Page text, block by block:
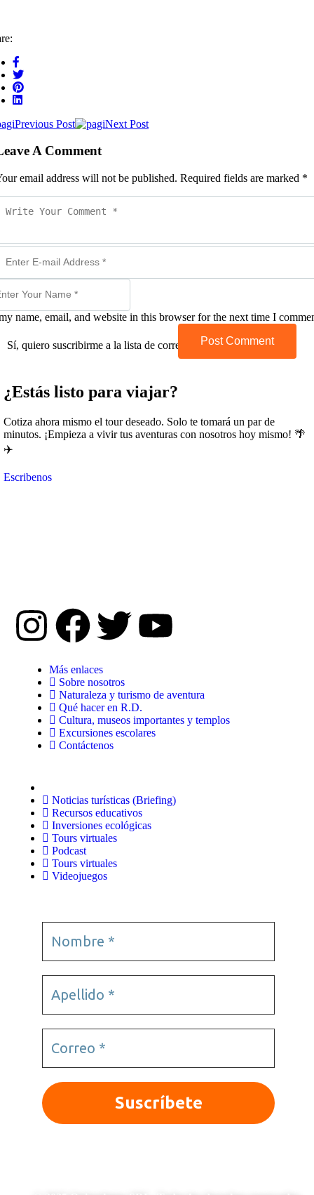
Previous Post Next Post
A Comment
email address will not be published. Required fields are marked *
name, email, and website in this browser for the next time I
Sí, quiero suscribirme a la lista de correo. Post Comment
¿Estás listo para viajar?
Cotiza ahora mismo el tour deseado. Solo te tomará un par de
minutos. ¡Empieza a vivir tus aventuras con nosotros hoy mismo! 🌴
✈️
Escribenos
Más enlaces
Sobre nosotros
Naturaleza y turismo de aventura
Qué hacer en R.D.
Cultura, museos importantes y templos
Excursiones escolares
Contáctenos
Noticias turísticas (Briefing)
Recursos educativos
Inversiones ecológicas
Tours virtuales
Podcast
Tours virtuales
Videojuegos